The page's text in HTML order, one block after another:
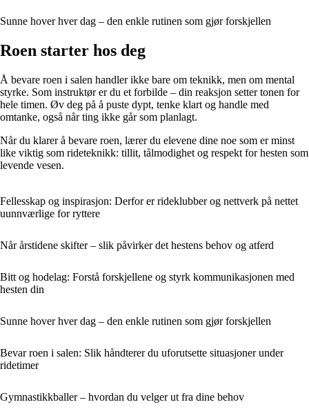
Sunne hover hver dag – den enkle rutinen som gjør forskjellen
Roen starter hos deg
Å bevare roen i salen handler ikke bare om teknikk, men om mental
styrke. Som instruktør er du et forbilde – din reaksjon setter tonen for
hele timen. Øv deg på å puste dypt, tenke klart og handle med
omtanke, også når ting ikke går som planlagt.
Når du klarer å bevare roen, lærer du elevene dine noe som er minst
like viktig som rideteknikk: tillit, tålmodighet og respekt for hesten som
levende vesen.
Fellesskap og inspirasjon: Derfor er rideklubber og nettverk på nettet
uunnværlige for ryttere
Når årstidene skifter – slik påvirker det hestens behov og atferd
Bitt og hodelag: Forstå forskjellene og styrk kommunikasjonen med
hesten din
Sunne hover hver dag – den enkle rutinen som gjør forskjellen
Bevar roen i salen: Slik håndterer du uforutsette situasjoner under
ridetimer
Gymnastikkballer – hvordan du velger ut fra dine behov